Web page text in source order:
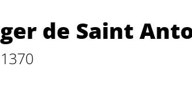
de Saint